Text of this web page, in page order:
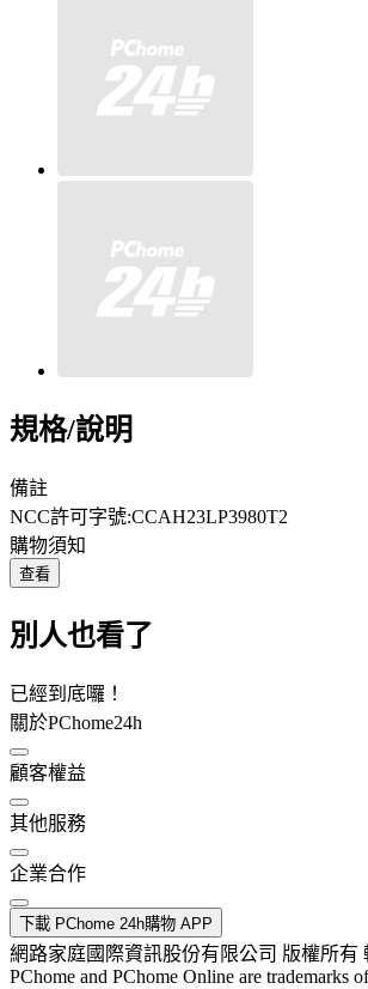
規格/說明
備註
NCC許可字號:CCAH23LP3980T2
購物須知
查看
別人也看了
已經到底囉！
關於PChome24h
顧客權益
其他服務
企業合作
下載 PChome 24h購物 APP
網路家庭國際資訊股份有限公司 版權所有
PChome and PChome Online are trademarks